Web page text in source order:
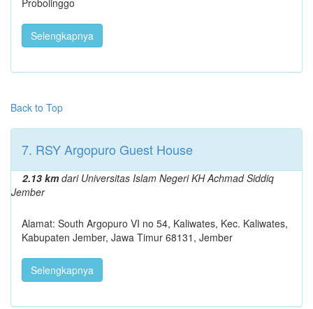
Probolinggo
Selengkapnya
Back to Top
7. RSY Argopuro Guest House
2.13 kmdari Universitas Islam Negeri KH Achmad Siddiq
Jember
Alamat: South Argopuro VI no 54, Kaliwates, Kec. Kaliwates,
Kabupaten Jember, Jawa Timur 68131, Jember
Selengkapnya